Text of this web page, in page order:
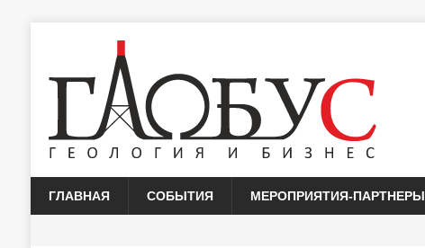
ГЛАВНАЯ СОБЫТИЯ МЕРОПРИЯТИЯ-ПАРТНЕРЫ